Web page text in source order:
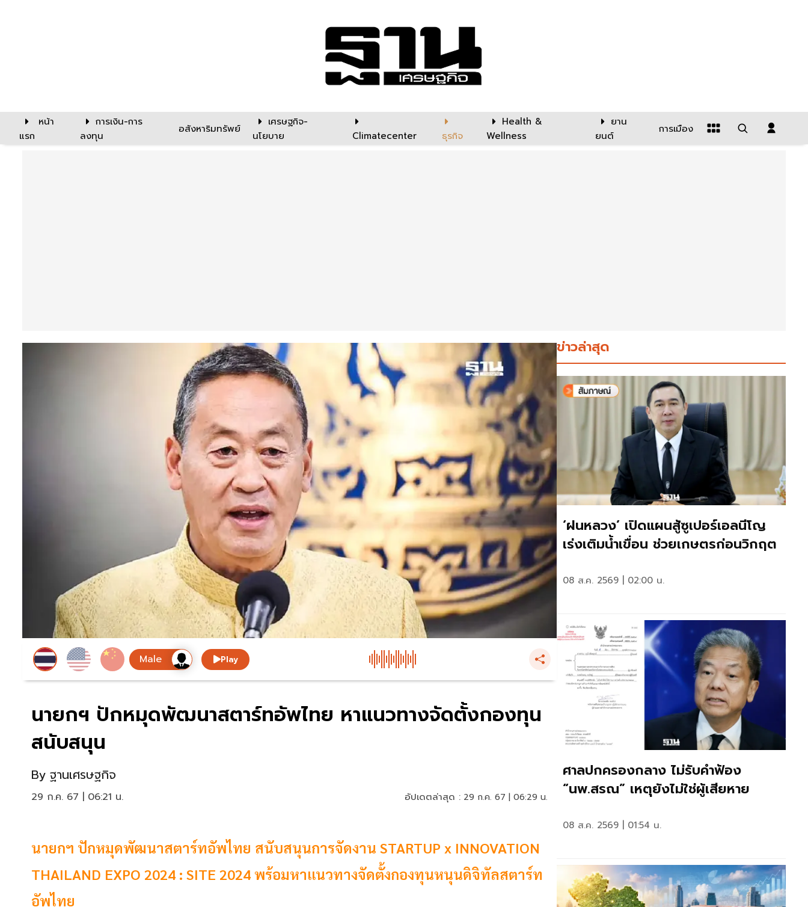
หน้า
แรก
การเงิน-การ
ลงทุน
อสังหาริมทรัพย์
เศรษฐกิจ-
นโยบาย
Climatecenter ธุรกิจ
Health &
Wellness
ยาน
ยนต์
การเมือง
Play
นายกฯ ปักหมุดพัฒนาสตาร์ทอัพไทย หาแนวทางจัดตั้งกองทุน
สนับสนุน
By ฐานเศรษฐกิจ
29 ก.ค. 67 | 06:21 น. อัปเดตล่าสุด : 29 ก.ค. 67 | 06:29 น.
นายกฯ ปักหมุดพัฒนาสตาร์ทอัพไทย สนับสนุนการจัดงาน STARTUP x INNOVATION
THAILAND EXPO 2024 : SITE 2024 พร้อมหาแนวทางจัดตั้งกองทุนหนุนดิจิทัลสตาร์ท
อัพไทย
ข่าวล่าสุด
‘ฝนหลวง’ เปิดแผนสู้ซูเปอร์เอลนีโญ
เร่งเติมน้ำเขื่อน ช่วยเกษตรก่อนวิกฤต
08 ส.ค. 2569 | 02:00 น.
ศาลปกครองกลาง ไม่รับคำฟ้อง
“นพ.สรณ” เหตุยังไม่ใช่ผู้เสียหาย
08 ส.ค. 2569 | 01:54 น.